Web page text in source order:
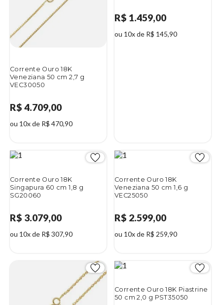
Corrente Ouro 18K
Veneziana 50 cm 2,7 g
VEC30050
R$ 4.709,00
ou 10x de R$ 470,90
R$ 1.459,00
ou 10x de R$ 145,90
Corrente Ouro 18K
Singapura 60 cm 1,8 g
SG20060
R$ 3.079,00
ou 10x de R$ 307,90
Corrente Ouro 18K
Veneziana 50 cm 1,6 g
VEC25050
R$ 2.599,00
ou 10x de R$ 259,90
Corrente Ouro 18K Piastrine
50 cm 2,0 g PST35050